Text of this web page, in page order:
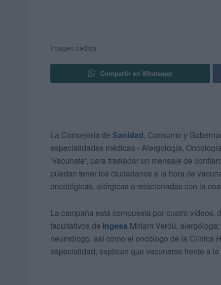
Imagen cedida
Compartir en Whatsapp
La Consejería de Sanidad, Consumo y
especialidades médicas - Alergología,
'Vacúnate', para trasladar un mensaje de
puedan tener los ciudadanos a la hora de
oncológicas, alérgicas o relacionadas con la
La campaña está compuesta por cuatro
facultativos de Ingesa Miriam Verdú,
neumólogo, así como el oncólogo de la Clinica
especialidad, explican que vacunarse frente a la